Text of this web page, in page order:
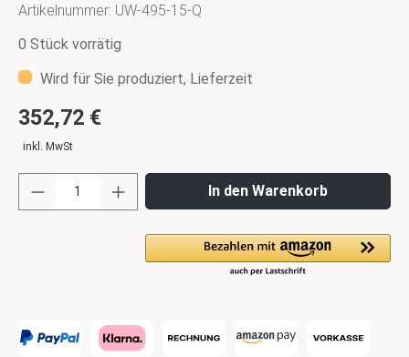
Artikelnummer: UW-495-15-Q
0 Stück vorrätig
Wird für Sie produziert, Lieferzeit
352,72 €
inkl. MwSt
In den Warenkorb